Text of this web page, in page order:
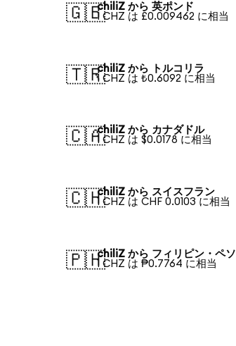
🇬🇧chiliZ から 英ポンド
1 CHZ は £0.009462 に相当
🇹🇷chiliZ から トルコリラ
1 CHZ は ₺0.6092 に相当
🇨🇦chiliZ から カナダドル
1 CHZ は $0.0178 に相当
🇨🇭chiliZ から スイスフラン
1 CHZ は CHF 0.0103 に相当
🇵🇭chiliZ から フィリピン・ペソ
1 CHZ は ₱0.7764 に相当